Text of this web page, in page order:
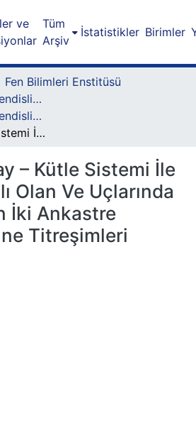
ve
Tüm
Arşiv
İstatistikler Birimler
Fen Bilimleri Enstitüsü
FBE- Makine Mühendisliği Lisansüstü Programı
FBE- Makine Mühendisliği Lisansüstü Programı - Yüksek Lisans
Çift Yay – Kütle Sistemi İle Birbirine Bağlı Olan Ve Uçlarında Kütle Taşıyan İki Ankastre Çubuğun Enine Titreşimleri
– Kütle Sistemi İle
Olan Ve Uçlarında
İki Ankastre
Titreşimleri